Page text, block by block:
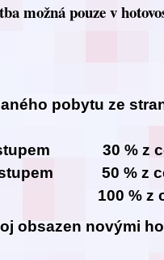
možná pouze v
pobytu ze
30 % z
50 % z
100 % z
obsazen novými